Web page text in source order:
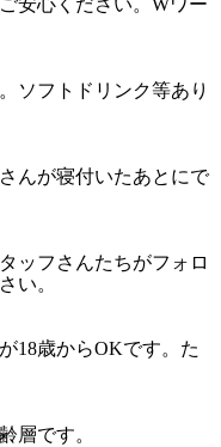
安心ください。Wワー
ソフトドリンク等あり
んが寝付いたあとにで
ッフさんたちがフォロ
い。
18歳からOKです。た
層です。